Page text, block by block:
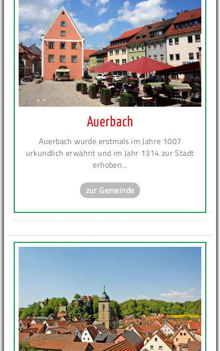
Auerbach
Auerbach wurde erstmals im Jahre 1007
urkundlich erwähnt und im Jahr 1314 zur Stadt
erhoben...
zur Gemeinde